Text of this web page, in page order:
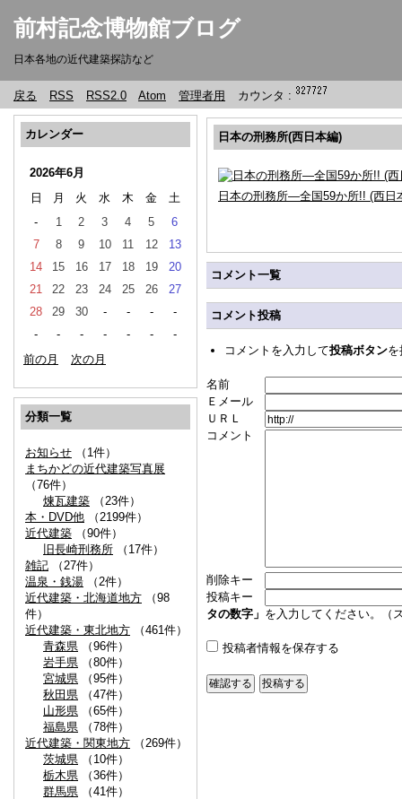
前村記念博物館ブログ
日本各地の近代建築探訪など
戻る RSS RSS2.0 Atom 管理者用 カウンタ :
カレンダー
2026年6月
日
月 火 水 木 金
土
-
1 2 3 4 5
6
7
8 9 10 11 12
13
14
15 16 17 18 19
20
21
22 23 24 25 26
27
28
29 30 - - -
-
-
- - - - -
-
前の月
次の月
分類一覧
お知らせ （1件）
まちかどの近代建築写真展
（76件）
煉瓦建築 （23件）
本・DVD他 （2199件）
近代建築 （90件）
旧長崎刑務所 （17件）
雑記 （27件）
温泉・銭湯 （2件）
近代建築・北海道地方 （98
件）
近代建築・東北地方 （461件）
青森県 （96件）
岩手県 （80件）
宮城県 （95件）
秋田県 （47件）
山形県 （65件）
福島県 （78件）
近代建築・関東地方 （269件）
茨城県 （10件）
栃木県 （36件）
群馬県 （41件）
日本の刑務所(西日本編)
日本の刑務所―全国59か所!! (西日
コメント一覧
コメント投稿
コメントを入力して投稿ボタン
名前
Ｅメール
ＵＲＬ
コメント
削除キー
投稿キー
タの数字」 を入力してください。（
投稿者情報を保存する